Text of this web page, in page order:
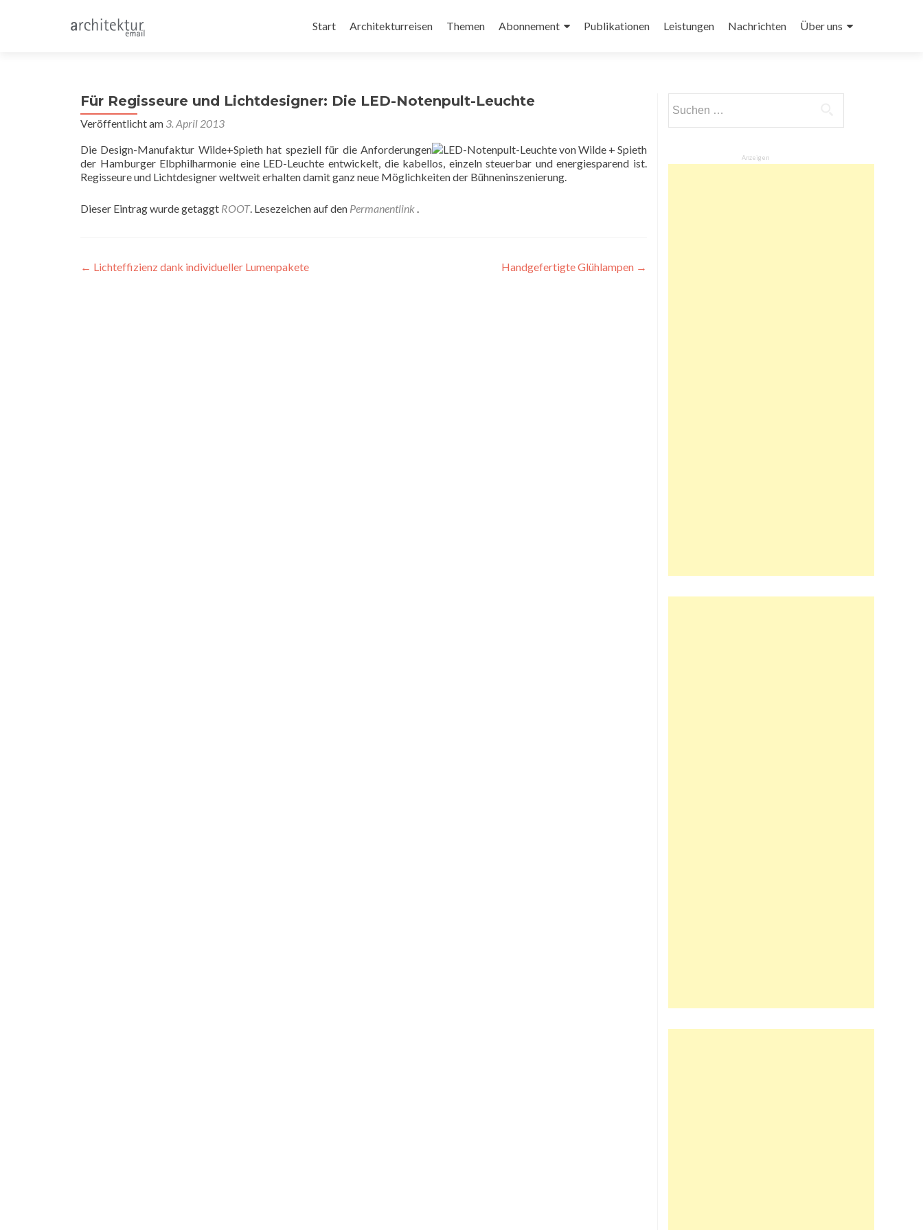
Inhalt
Start Architekturreisen Themen Abonnement Publikationen Leistungen Nachrichten Über uns
Für Regisseure und Lichtdesigner: Die LED-Notenpult-Leuchte
Veröffentlicht am 3. April 2013
Die Design-Manufaktur Wilde+Spieth hat speziell für die Anforderungen
der Hamburger Elbphilharmonie eine LED-Leuchte entwickelt, die kabellos, einzeln steuerbar und energiesparend ist.
Regisseure und Lichtdesigner weltweit erhalten damit ganz neue Möglichkeiten der Bühneninszenierung.
Dieser Eintrag wurde getaggt ROOT. Lesezeichen auf den Permanentlink .
Beitragsnavigation
← Lichteffizienz dank individueller Lumenpakete Handgefertigte Glühlampen →
nach:
Anzeigen